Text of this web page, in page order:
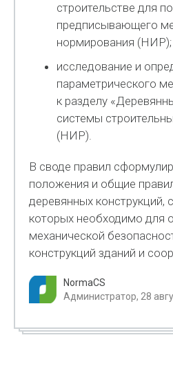
строительстве для
предписывающего
нормирования (НИР);
исследование и
параметрического
к разделу
системы
(НИР).
В своде правил
положения и общие
деревянных конструкций,
которых необходимо для
механической
конструкций зданий и
NormaCS
Администратор, 28